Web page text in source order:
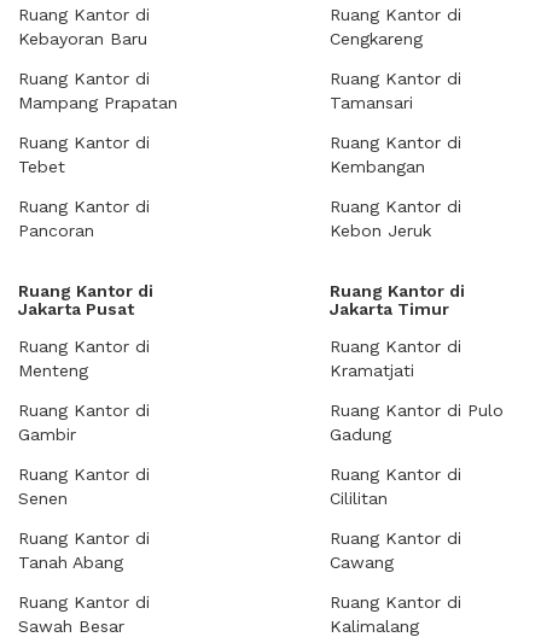
Ruang Kantor di
Kebayoran Baru
Ruang Kantor di
Mampang Prapatan
Ruang Kantor di
Tebet
Ruang Kantor di
Pancoran
Ruang Kantor di
Cengkareng
Ruang Kantor di
Tamansari
Ruang Kantor di
Kembangan
Ruang Kantor di
Kebon Jeruk
Ruang Kantor di
Jakarta Pusat
Ruang Kantor di
Menteng
Ruang Kantor di
Gambir
Ruang Kantor di
Senen
Ruang Kantor di
Tanah Abang
Ruang Kantor di
Sawah Besar
Ruang Kantor di
Jakarta Timur
Ruang Kantor di
Kramatjati
Ruang Kantor di Pulo
Gadung
Ruang Kantor di
Cililitan
Ruang Kantor di
Cawang
Ruang Kantor di
Kalimalang